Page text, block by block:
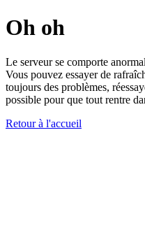
Oh oh
Le serveur se comporte
Vous pouvez essayer de
toujours des problèmes,
possible pour que tout rentre
Retour à l'accueil